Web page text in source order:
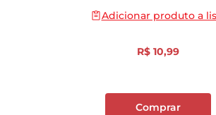
Adicionar produto a
R$ 10,99
Comprar